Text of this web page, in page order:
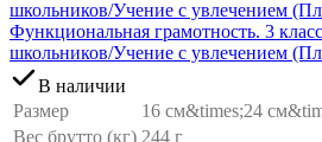
Функциональная грамотность. 3
школьников/Учение с увлечением
В наличии
Размер
16 см&times;24
Вес брутто (кг) 244 г